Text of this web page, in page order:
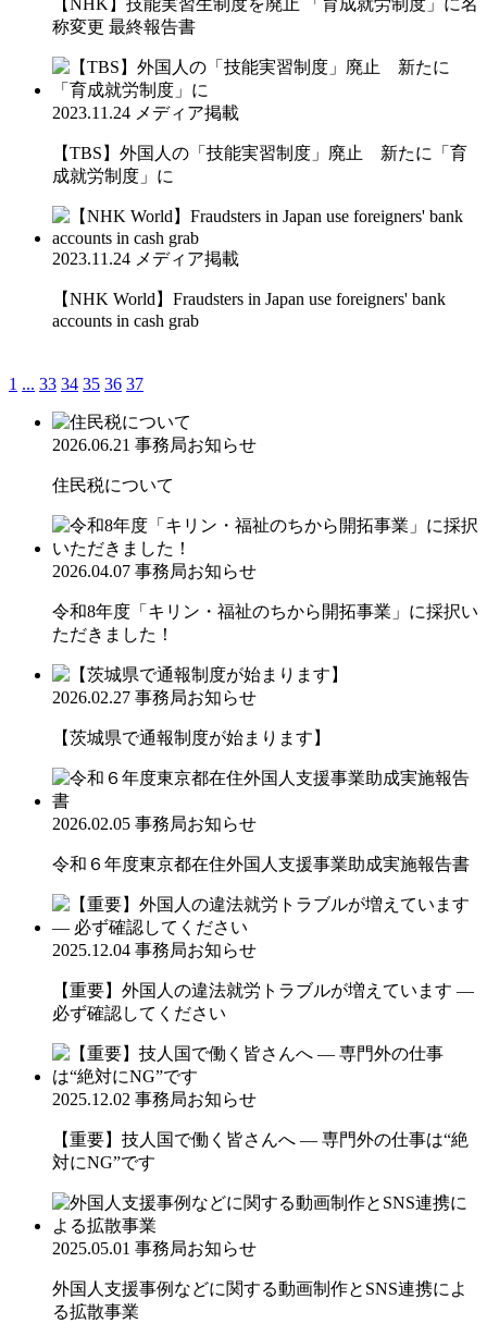
称変更 最終報告書
2023.11.24 メディア掲載
【TBS】外国人の「技能実習制度」廃止 新たに「育
成就労制度」に
2023.11.24 メディア掲載
【NHK World】Fraudsters in Japan use foreigners' bank
accounts in cash grab
1 ... 33 34 35 36 37
2026.06.21 事務局お知らせ
住民税について
2026.04.07 事務局お知らせ
令和8年度「キリン・福祉のちから開拓事業」に採択い
ただきました！
2026.02.27 事務局お知らせ
【茨城県で通報制度が始まります】
2026.02.05 事務局お知らせ
令和６年度東京都在住外国人支援事業助成実施報告書
2025.12.04 事務局お知らせ
【重要】外国人の違法就労トラブルが増えています ―
必ず確認してください
2025.12.02 事務局お知らせ
【重要】技人国で働く皆さんへ ― 専門外の仕事は“絶
対にNG”です
2025.05.01 事務局お知らせ
外国人支援事例などに関する動画制作とSNS連携によ
る拡散事業